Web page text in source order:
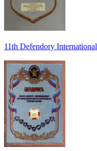
11th Defendory International